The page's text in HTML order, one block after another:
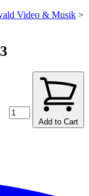
Video & Musik >
Add to Cart